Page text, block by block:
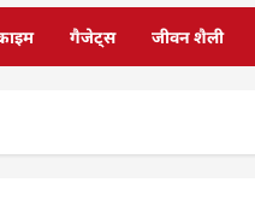
गैजेट्स जीवन शैली